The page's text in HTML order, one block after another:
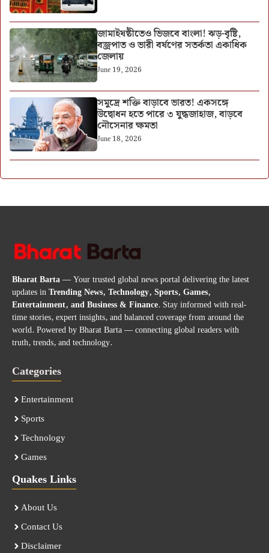
জামাইষষ্ঠীতেও ভিজবে বাংলা! ঝড়-বৃষ্টি,
বজ্রপাত ও ভারী বর্ষণের সতর্কতা একাধিক
জেলায়
June 19, 2026
সমুদ্রে শক্তি বাড়াবে ভারত! একসঙ্গে
উদ্বোধন হতে পারে ৩ যুদ্ধজাহাজ, বাড়বে
নৌসেনার ক্ষমতা
June 18, 2026
Bharat Barta— Your trusted global news portal delivering the latest
updates inTrending News, Technology, Sports, Games,
Entertainment, and Business & Finance. Stay informed with real-
time stories, expert insights, and balanced coverage from around the
world. Powered by Bharat Barta — connecting global readers with
truth, trends, and technology.
Categories
Entertainment
Sports
Technology
Games
Quakes Links
About Us
Contact Us
Disclaimer